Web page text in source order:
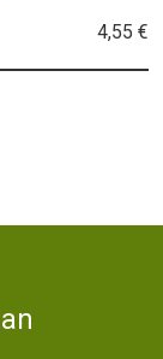
4,55 €